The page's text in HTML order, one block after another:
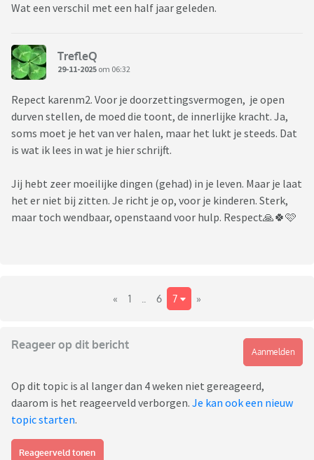
Wat een verschil met een half jaar geleden.
TrefleQ
29-11-2025 om 06:32
Repect karenm2. Voor je doorzettingsvermogen, je open
durven stellen, de moed die toont, de innerlijke kracht. Ja,
soms moet je het van ver halen, maar het lukt je steeds. Dat
is wat ik lees in wat je hier schrijft.
Jij hebt zeer moeilijke dingen (gehad) in je leven. Maar je laat
het er niet bij zitten. Je richt je op, voor je kinderen. Sterk,
maar toch wendbaar, openstaand voor hulp. Respect🙏🍀🩷
« 1 6 7 »
Reageer op dit bericht
Aanmelden
Op dit topic is al langer dan 4 weken niet gereageerd,
daarom is het reageerveld verborgen. Je kan ook een nieuw
topic starten.
Reageerveld tonen